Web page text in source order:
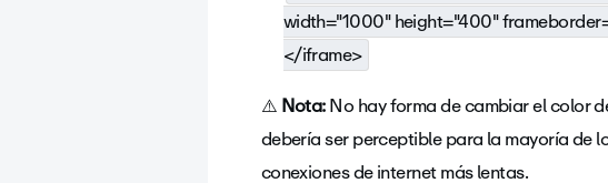
width="1000" height="400"
</iframe>
⚠️Nota:No hay forma de cambiar el color
debería ser perceptible para la mayoría de
conexiones de internet más lentas.